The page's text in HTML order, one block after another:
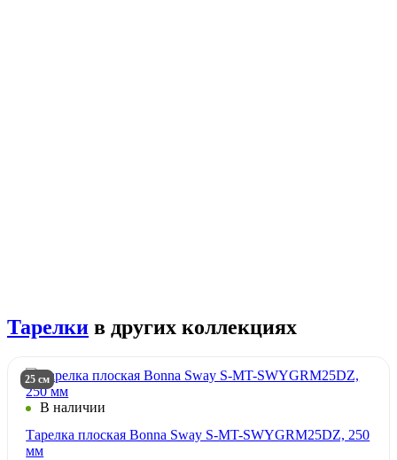
Тарелки в других коллекциях
25 см
В наличии
Тарелка плоская Bonna Sway S-MT-SWYGRM25DZ, 250
мм